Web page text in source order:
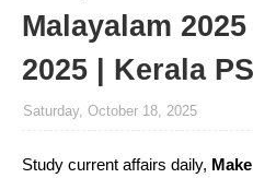
Malayalam
2025 | Kerala
Saturday, October 18, 2025
Study current affairs daily,